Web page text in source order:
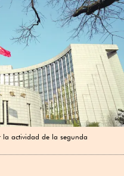
la actividad de la segunda